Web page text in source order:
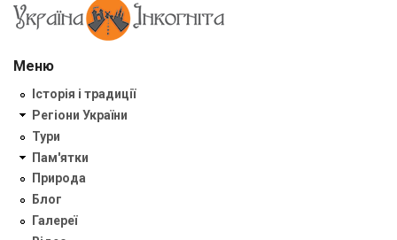
Меню
Історія і традиції
Регіони України
Тури
Пам'ятки
Природа
Блог
Галереї